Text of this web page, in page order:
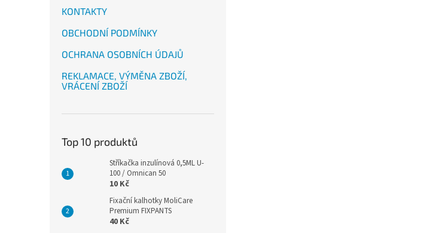
KONTAKTY
OBCHODNÍ PODMÍNKY
OCHRANA OSOBNÍCH ÚDAJŮ
REKLAMACE, VÝMĚNA ZBOŽÍ,
VRÁCENÍ ZBOŽÍ
Top 10 produktů
Stříkačka inzulínová 0,5ML U-
100 / Omnican 50
10 Kč
Fixační kalhotky MoliCare
Premium FIXPANTS
40 Kč